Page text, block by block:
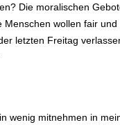
Die moralischen
wollen fair
letzten Freitag
wenig mitnehmen in